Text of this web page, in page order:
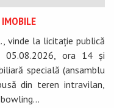
vinde la licitație publică
ora 14 și
specială (ansamblu
din teren intravilan,